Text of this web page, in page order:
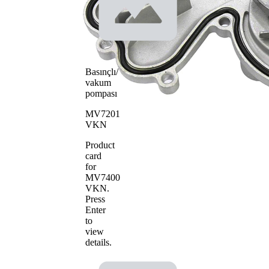
pompası
pompa
çarkı
materyali
Çelik
sac
Basınçlı/
vakum
pompası
MV7201
VKN
Product
card
for
MV7400
VKN.
Press
Enter
to
view
details.